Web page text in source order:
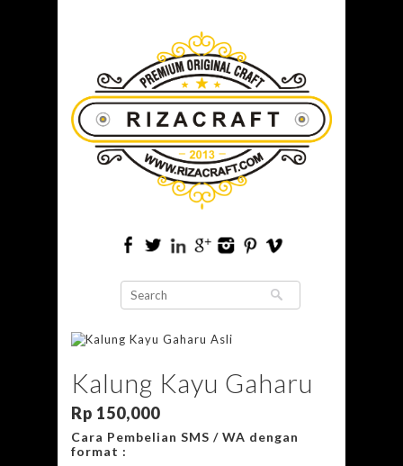
Kalung Kayu Gaharu
Rp 150,000
Cara Pembelian SMS / WA dengan
format :